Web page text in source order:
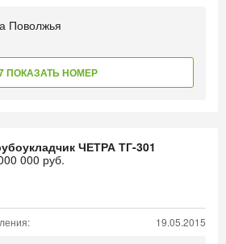
Поволжья
ПОКАЗАТЬ НОМЕР
ЧЕТРА ТГ-301
000 руб.
19.05.2015